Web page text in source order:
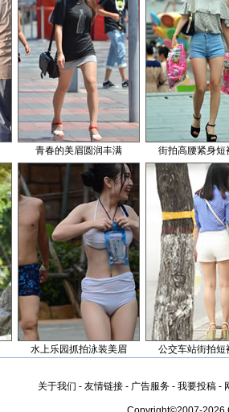
青春的美眉圆润丰满 街拍高腰紧身短
水上乐园抓拍泳装美眉 公交车站街拍短
关于我们 - 友情链接 - 广告服务 - 我要投稿 -